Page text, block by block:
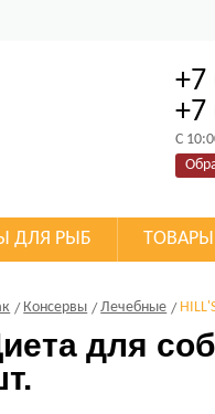
+7
+7
C
ДЛЯ РЫБ
Консервы Лечебные
для